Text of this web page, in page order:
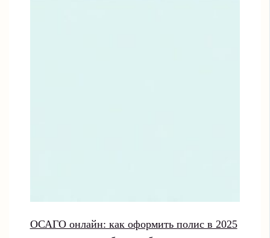
ОСАГО онлайн: как оформить полис в 2025